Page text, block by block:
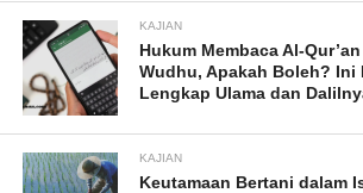
KAJIAN
Hukum Membaca Al-
Wudhu, Apakah Boleh? Ini
Lengkap Ulama dan
KAJIAN
Keutamaan Bertani dalam